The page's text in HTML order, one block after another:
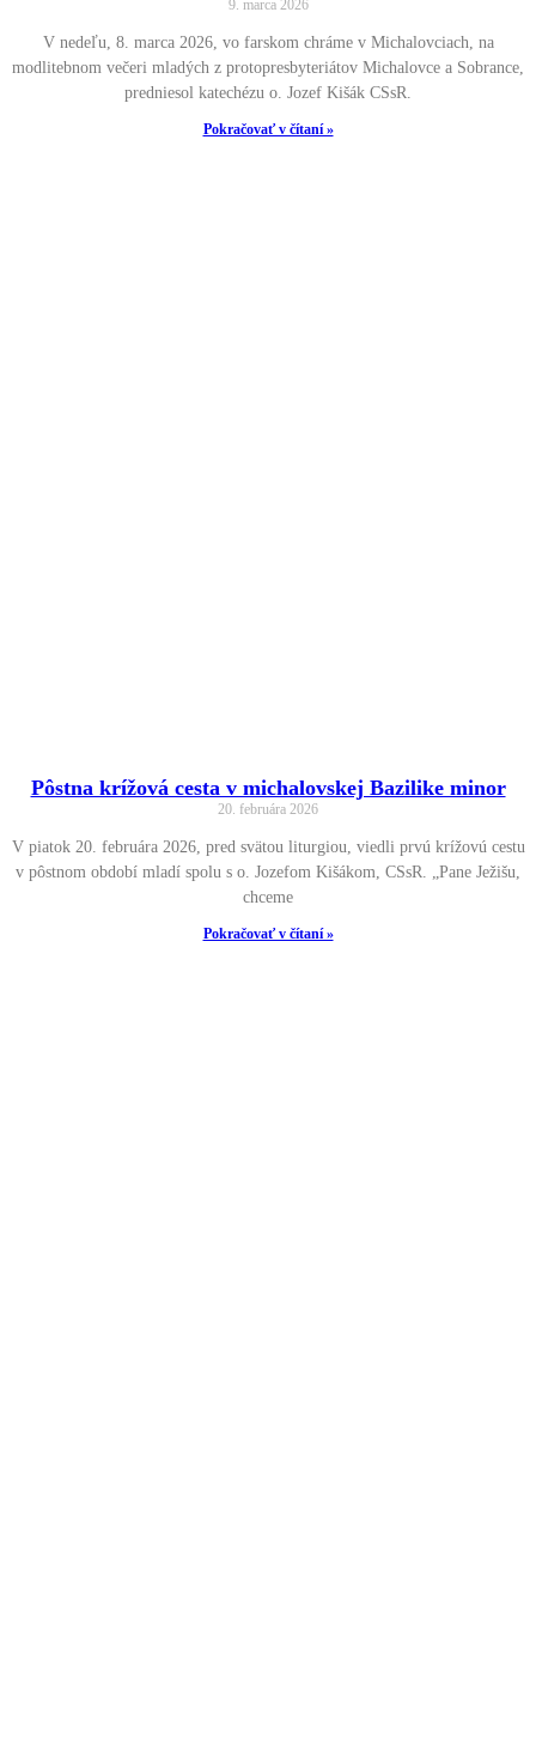
9. marca 2026
V nedeľu, 8. marca 2026, vo farskom chráme v Michalovciach, na
modlitebnom večeri mladých z protopresbyteriátov Michalovce a Sobrance,
predniesol katechézu o. Jozef Kišák CSsR.
Pokračovať v čítaní »
Pôstna krížová cesta v michalovskej Bazilike minor
20. februára 2026
V piatok 20. februára 2026, pred svätou liturgiou, viedli prvú krížovú cestu
v pôstnom období mladí spolu s o. Jozefom Kišákom, CSsR. „Pane Ježišu,
chceme
Pokračovať v čítaní »